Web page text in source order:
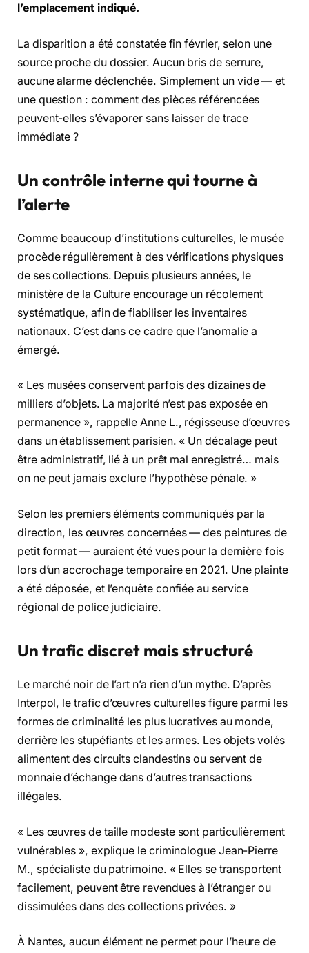
l’emplacement indiqué.
La disparition a été constatée fin février, selon une
source proche du dossier. Aucun bris de serrure,
aucune alarme déclenchée. Simplement un vide — et
une question : comment des pièces référencées
peuvent-elles s’évaporer sans laisser de trace
immédiate ?
Un contrôle interne qui tourne à
l’alerte
Comme beaucoup d’institutions culturelles, le musée
procède régulièrement à des vérifications physiques
de ses collections. Depuis plusieurs années, le
ministère de la Culture encourage un récolement
systématique, afin de fiabiliser les inventaires
nationaux. C’est dans ce cadre que l’anomalie a
émergé.
« Les musées conservent parfois des dizaines de
milliers d’objets. La majorité n’est pas exposée en
permanence », rappelle Anne L., régisseuse d’œuvres
dans un établissement parisien. « Un décalage peut
être administratif, lié à un prêt mal enregistré… mais
on ne peut jamais exclure l’hypothèse pénale. »
Selon les premiers éléments communiqués par la
direction, les œuvres concernées — des peintures de
petit format — auraient été vues pour la dernière fois
lors d’un accrochage temporaire en 2021. Une plainte
a été déposée, et l’enquête confiée au service
régional de police judiciaire.
Un trafic discret mais structuré
Le marché noir de l’art n’a rien d’un mythe. D’après
Interpol, le trafic d’œuvres culturelles figure parmi les
formes de criminalité les plus lucratives au monde,
derrière les stupéfiants et les armes. Les objets volés
alimentent des circuits clandestins ou servent de
monnaie d’échange dans d’autres transactions
illégales.
« Les œuvres de taille modeste sont particulièrement
vulnérables », explique le criminologue Jean-Pierre
M., spécialiste du patrimoine. « Elles se transportent
facilement, peuvent être revendues à l’étranger ou
dissimulées dans des collections privées. »
À Nantes, aucun élément ne permet pour l’heure de